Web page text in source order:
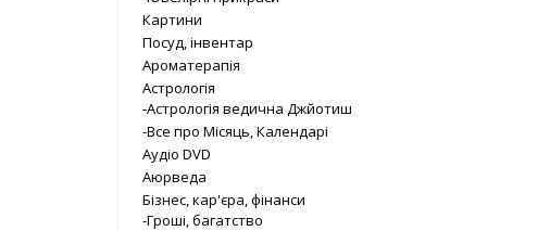
Картини
Посуд, інвентар
Ароматерапія
Астрологія
-Астрологія ведична Джйотиш
-Все про Місяць, Календарі
Аудіо DVD
Аюрведа
Бізнес, кар'єра, фінанси
-Гроші, багатство